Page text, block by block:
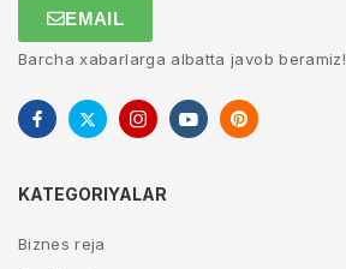
EMAIL
Barcha xabarlarga albatta javob beramiz!
KATEGORIYALAR
Biznes reja